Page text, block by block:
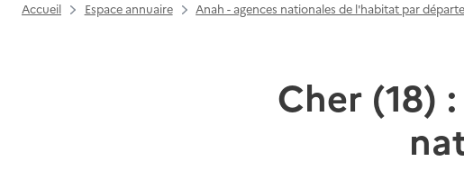
Accueil Espace annuaire Anah - agences nationales de l'habitat par
Cher (18)